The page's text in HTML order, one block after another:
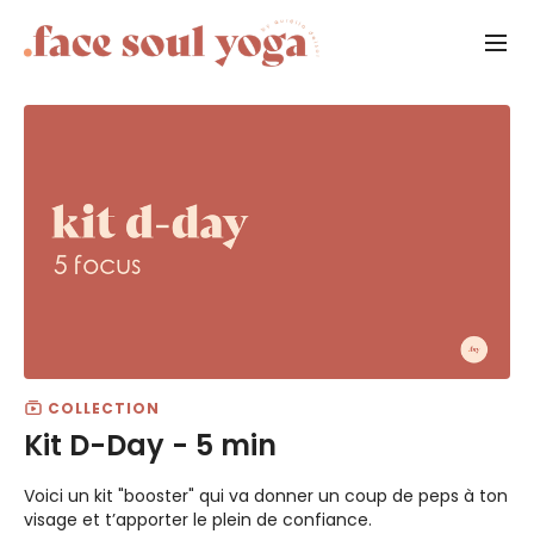
COLLECTION
Kit D-Day - 5 min
Voici un kit "booster" qui va donner un coup de peps à ton
visage et t’apporter le plein de confiance.